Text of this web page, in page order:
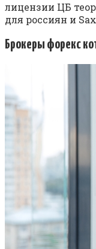
лицензии ЦБ
для россиян и
Брокеры форекс